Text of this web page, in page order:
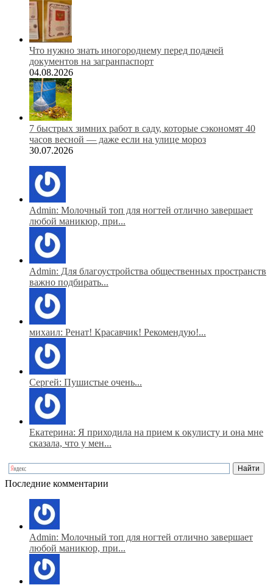
Что нужно знать иногороднему перед подачей
документов на загранпаспорт
04.08.2026
7 быстрых зимних работ в саду, которые сэкономят 40
часов весной — даже если на улице мороз
30.07.2026
Admin: Молочный топ для ногтей отлично завершает
любой маникюр, при...
Admin: Для благоустройства общественных пространств
важно подбирать...
михаил: Ренат! Красавчик! Рекомендую!...
Сергей: Пушистые очень...
Екатерина: Я приходила на прием к окулисту и она мне
сказала, что у мен...
Последние комментарии
Admin: Молочный топ для ногтей отлично завершает
любой маникюр, при...